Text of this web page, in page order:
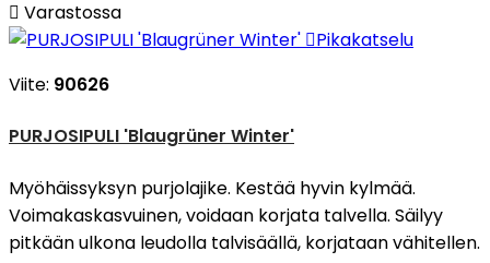
 Varastossa
Pikakatselu
Viite: 90626
PURJOSIPULI 'Blaugrüner Winter'
Myöhäissyksyn purjolajike. Kestää hyvin kylmää.
Voimakaskasvuinen, voidaan korjata talvella. Säilyy
pitkään ulkona leudolla talvisäällä, korjataan vähitellen.